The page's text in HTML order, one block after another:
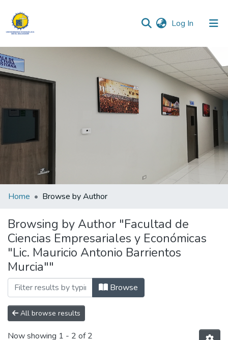
Log In (current)
Communities & Collections
All of DSpace
Home Browse by Author
Browsing by Author "Facultad de
Ciencias Empresariales y Económicas
"Lic. Mauricio Antonio Barrientos
Murcia""
Browse
All browse results
Now showing 1 - 2 of 2